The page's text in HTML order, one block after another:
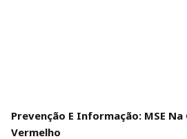
Prevenção E Informação: MSE
Vermelho